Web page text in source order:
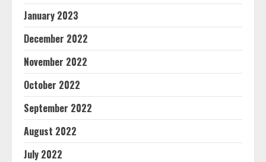
January 2023
December 2022
November 2022
October 2022
September 2022
August 2022
July 2022